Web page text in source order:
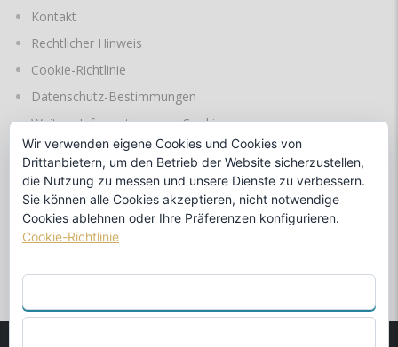
Kontakt
Rechtlicher Hinweis
Cookie-Richtlinie
Datenschutz-Bestimmungen
Weitere Informationen zu Cookies
SPRACHEN
durch
Wir verwenden eigene Cookies und Cookies von
Drittanbietern, um den Betrieb der Website sicherzustellen,
die Nutzung zu messen und unsere Dienste zu verbessern.
Sie können alle Cookies akzeptieren, nicht notwendige
Cookies ablehnen oder Ihre Präferenzen konfigurieren.
Cookie-Richtlinie